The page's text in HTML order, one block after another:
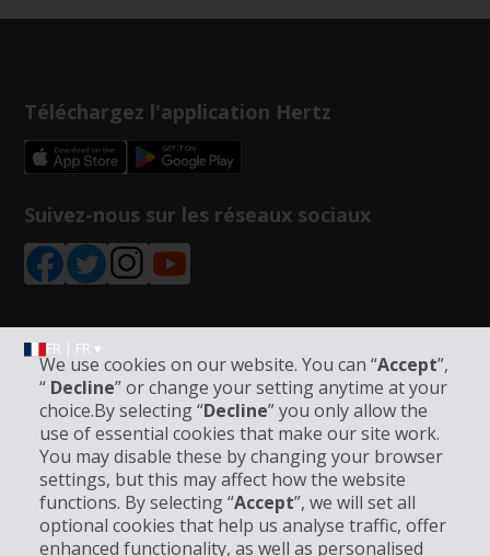
We use cookies on our website. You can “Accept”,
“ Decline” or change your setting anytime at your
choice.By selecting “Decline” you only allow the
use of essential cookies that make our site work.
You may disable these by changing your browser
settings, but this may affect how the website
functions. By selecting “Accept”, we will set all
optional cookies that help us analyse traffic, offer
enhanced functionality, as well as personalised
Téléchargez l'application Hertz
Suivez-nous sur les réseaux sociaux
FR | FR ▾
Informations sur l'entreprise
Entreprise
Support client